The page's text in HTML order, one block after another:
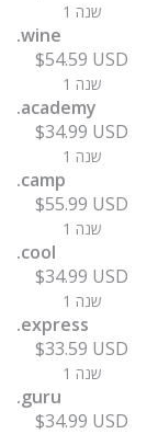
1 שנה
.wine
$54.59 USD
1 שנה
.academy
$34.99 USD
1 שנה
.camp
$55.99 USD
1 שנה
.cool
$34.99 USD
1 שנה
.express
$33.59 USD
1 שנה
.guru
$34.99 USD